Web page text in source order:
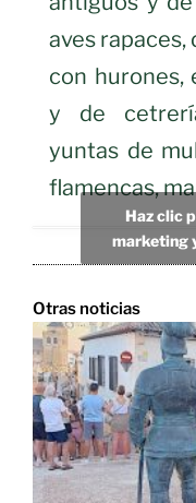
aves
con hurones,
y de
yuntas de
flamencas,
Haz clic
marketing
Otras noticias